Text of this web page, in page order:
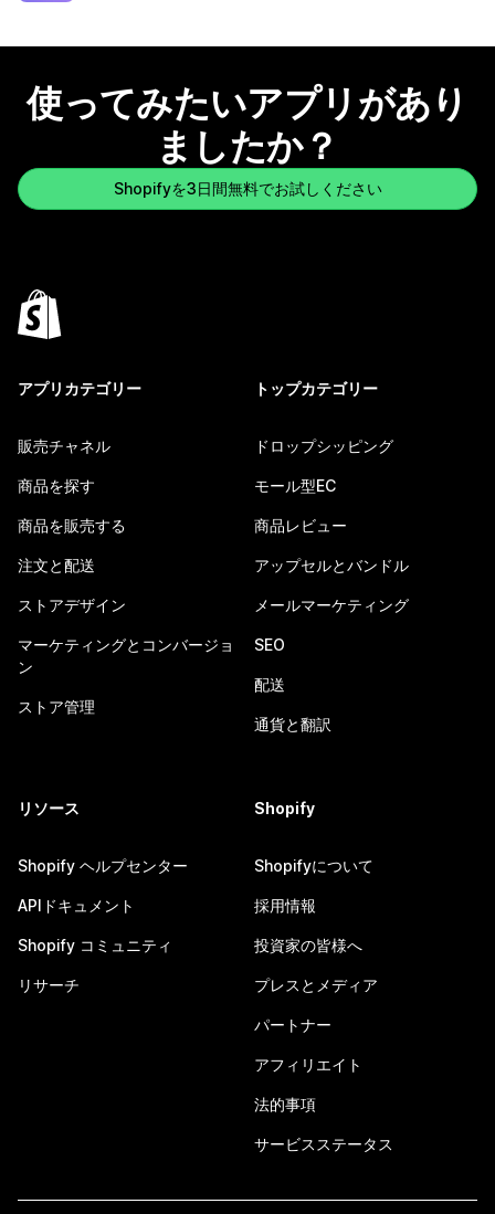
使ってみたいアプリがあり
ましたか？
Shopifyを3日間無料でお試しください
アプリカテゴリー
販売チャネル
商品を探す
商品を販売する
注文と配送
ストアデザイン
マーケティングとコンバージョ
ン
ストア管理
トップカテゴリー
ドロップシッピング
モール型EC
商品レビュー
アップセルとバンドル
メールマーケティング
SEO
配送
通貨と翻訳
リソース
Shopify ヘルプセンター
APIドキュメント
Shopify コミュニティ
リサーチ
Shopify
Shopifyについて
採用情報
投資家の皆様へ
プレスとメディア
パートナー
アフィリエイト
法的事項
サービスステータス